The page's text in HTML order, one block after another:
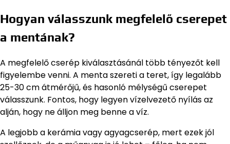
Hogyan válasszunk megfelelő cserepet
a mentának?
A megfelelő cserép kiválasztásánál több tényezőt kell
figyelembe venni. A menta szereti a teret, így legalább
25-30 cm átmérőjű, és hasonló mélységű cserepet
válasszunk. Fontos, hogy legyen vízelvezető nyílás az
alján, hogy ne álljon meg benne a víz.
A legjobb a kerámia vagy agyagcserép, mert ezek jól